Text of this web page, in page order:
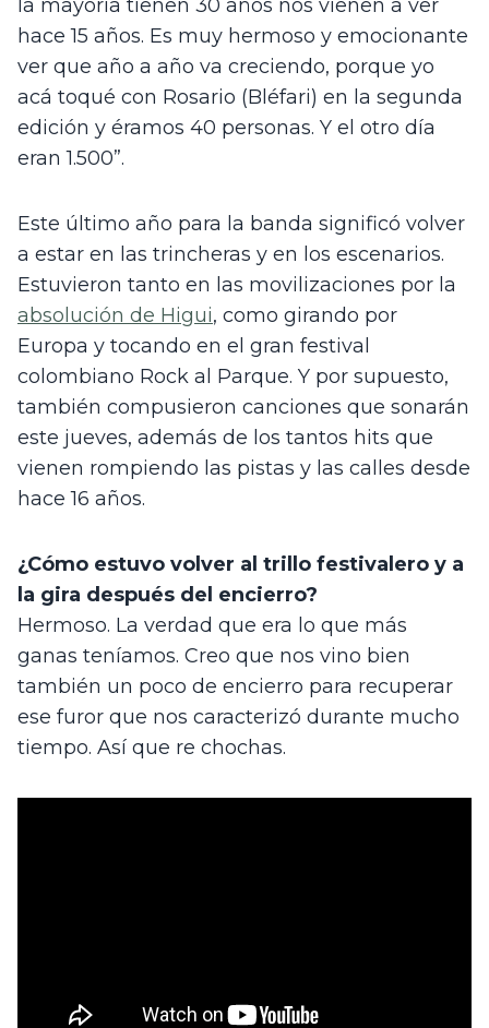
la mayoría tienen 30 años nos vienen a ver
hace 15 años. Es muy hermoso y emocionante
ver que año a año va creciendo, porque yo
acá toqué con Rosario (Bléfari) en la segunda
edición y éramos 40 personas. Y el otro día
eran 1.500”.
Este último año para la banda significó volver
a estar en las trincheras y en los escenarios.
absolución de Higui, como girando por
Europa y tocando en el gran festival
colombiano Rock al Parque. Y por supuesto,
también compusieron canciones que sonarán
este jueves, además de los tantos hits que
vienen rompiendo las pistas y las calles desde
hace 16 años.
¿Cómo estuvo volver al trillo festivalero y a
la gira después del encierro?
Hermoso. La verdad que era lo que más
ganas teníamos. Creo que nos vino bien
también un poco de encierro para recuperar
ese furor que nos caracterizó durante mucho
tiempo. Así que re chochas.